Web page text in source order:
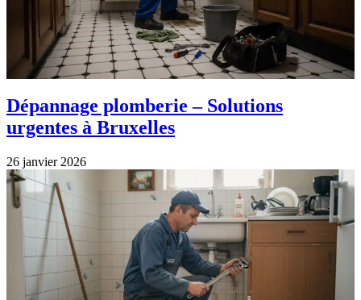
Dépannage plomberie – Solutions
urgentes à Bruxelles
26 janvier 2026